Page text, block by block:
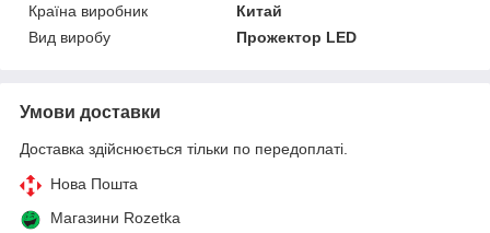
Країна виробник
Китай
Вид виробу
Прожектор LED
Умови доставки
Доставка здійснюється тільки по передоплаті.
Нова Пошта
Магазини Rozetka